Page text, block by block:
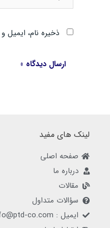
ذخیره نام، ایمیل
لینک های مفید
صفحه اصلی
درباره ما
مقالات
سؤالات متداول
ایمیل : info@ptd-co.com